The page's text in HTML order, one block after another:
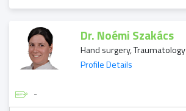
Dr. Noémi Szakács
Hand surgery, Traumatology
Profile Details
-